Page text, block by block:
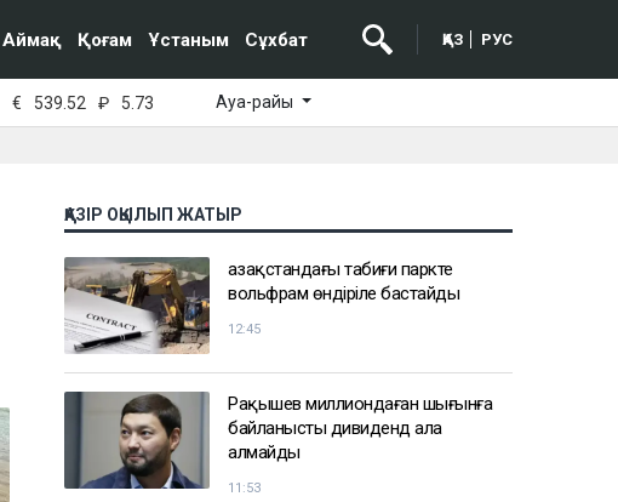
Аймақ Қоғам Ұстаным Сұхбат ҚАЗ РУС
€ 539.52 ₽ 5.73 Ауа-райы
ҚАЗІР ОҚЫЛЫП ЖАТЫР
Қазақстандағы табиғи паркте
вольфрам өндіріле бастайды
12:45
Рақышев миллиондаған шығынға
байланысты дивиденд ала
алмайды
11:53